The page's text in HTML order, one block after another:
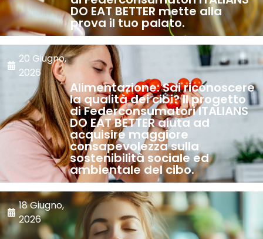
DO EAT BETTER mette alla
prova il tuo palato.
20 Giugno,
2026
Alimentazione: Sai riconoscere
la qualità dei cibi? Il progetto
di Federconsumatori ITALIANS
DO EAT BETTER aiuta ad
acquisire maggiore
consapevolezza sulla
sostenibilità sociale ed
ambientale del cibo.
18 Giugno,
2026